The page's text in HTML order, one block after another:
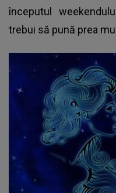
începutul
trebui să pună prea